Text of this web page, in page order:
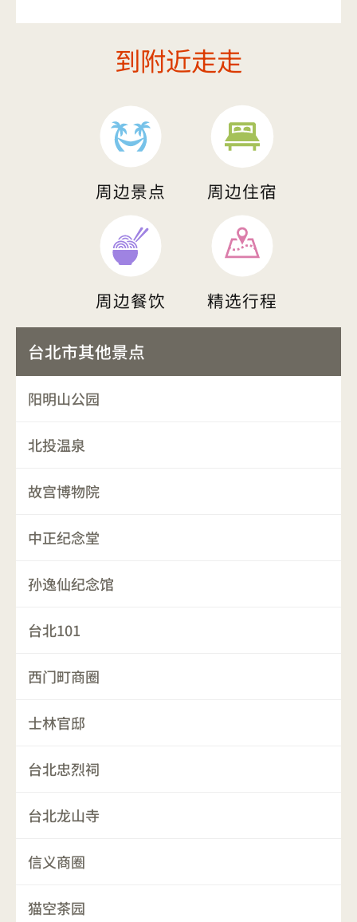
到附近走走
周边景点 周边住宿
周边餐饮 精选行程
台北市其他景点
阳明山公园
北投温泉
故宫博物院
中正纪念堂
孙逸仙纪念馆
台北101
西门町商圈
士林官邸
台北忠烈祠
台北龙山寺
信义商圈
猫空茶园